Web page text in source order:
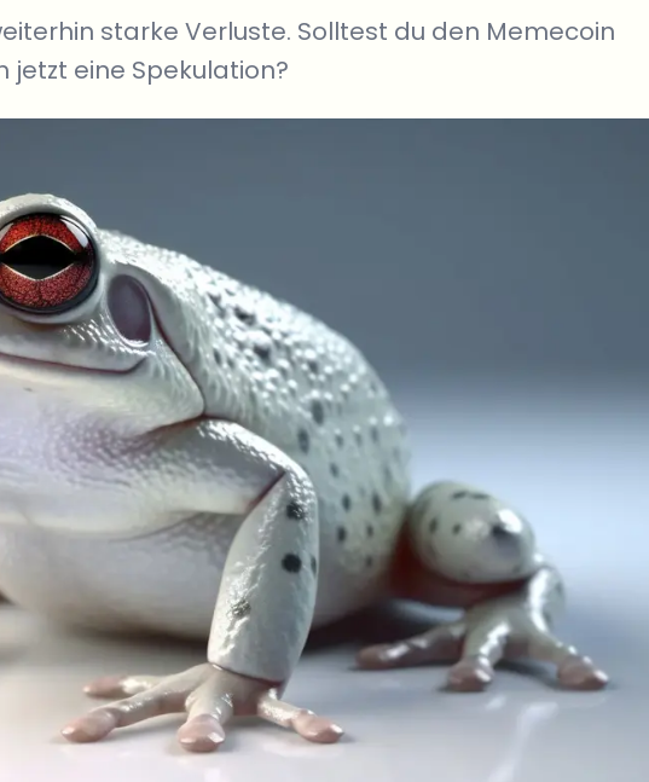
starke Verluste. Solltest du den Memecoin
eine Spekulation?